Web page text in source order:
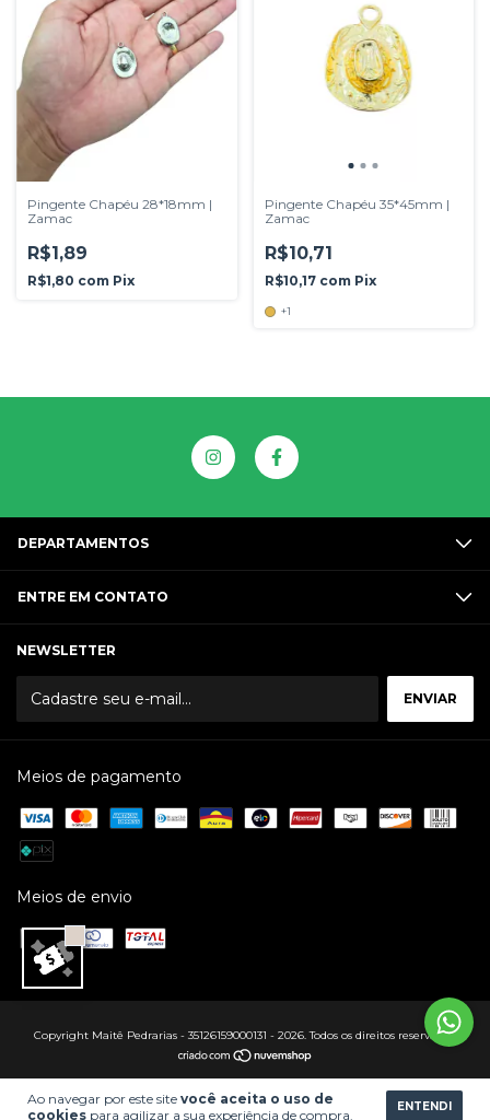
Ao navegar por este site você aceita o uso de
cookies para agilizar a sua experiência de compra.
ENTENDI
Pingente Chapéu 28*18mm |
Zamac
R$1,89
R$1,80 com Pix
Pingente Chapéu 35*45mm |
Zamac
R$10,71
R$10,17 com Pix
+1
DEPARTAMENTOS
ENTRE EM CONTATO
NEWSLETTER
Meios de pagamento
Meios de envio
Copyright Maitê Pedrarias - 35126159000131 - 2026. Todos os direitos reservados.